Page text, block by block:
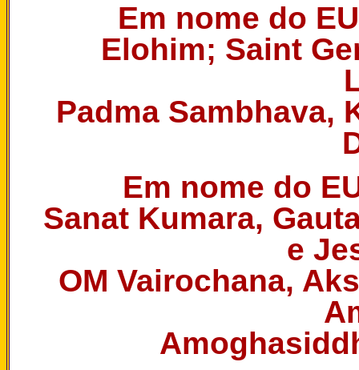
Em nome do
Elohim; Saint
Padma Sambhava,
Em nome do
Sanat Kumara,
e
OM Vairochana,